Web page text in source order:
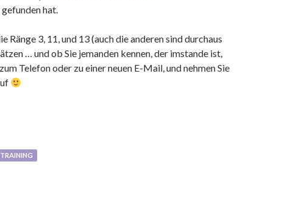
hat.
3, 11, und 13 (auch die anderen sind durchaus
… und ob Sie jemanden kennen, der imstande ist,
Telefon oder zu einer neuen E-Mail, und nehmen Sie
TRAINING